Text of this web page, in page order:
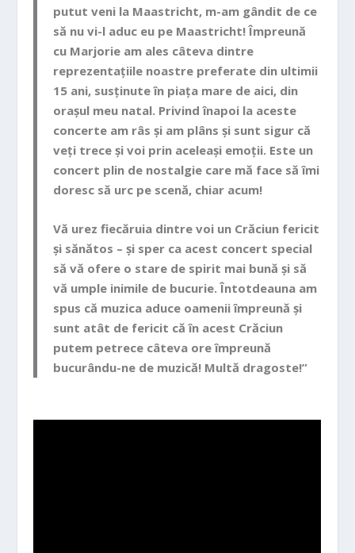
putut veni la Maastricht, m-am gândit de ce
să nu vi-l aduc eu pe Maastricht! Împreună
cu Marjorie am ales câteva dintre
reprezentațiile noastre preferate din ultimii
15 ani, susținute în piața mare de aici, din
orașul meu natal. Privind înapoi la aceste
concerte am râs și am plâns și sunt sigur că
veți trece și voi prin aceleași emoții. Este un
concert plin de nostalgie care mă face să îmi
doresc să urc pe scenă, chiar acum!
Vă urez fiecăruia dintre voi un Crăciun fericit
și sănătos – și sper ca acest concert special
să vă ofere o stare de spirit mai bună și să
vă umple inimile de bucurie. Întotdeauna am
spus că muzica aduce oamenii împreună și
sunt atât de fericit că în acest Crăciun
putem petrece câteva ore împreună
bucurându-ne de muzică! Multă dragoste!”